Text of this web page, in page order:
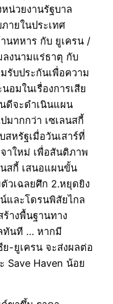
น่วยงานรัฐบาล
ายในประเทศ
นทหาร กับ ยูเครน /
ลงนามแร่ธาตุ กับ
รับประกันเพื่อความ
อมในเรื่องการเสีย
ดีจะดำเนินแผน
ากกว่า เซเลนสกี้
สหรัฐเมื่อวันเสาร์ที่
าใหม่ เพื่อสันติภาพ
นสกี้ เสนอแผนขั้น
วเฉลยศึก 2.หยุดยิง
และโดรนพิสัยไกล
างพื้นฐานทาง
ทันที … หากมี
-ยูเครน จะส่งผลต่อ
Save Haven น้อย